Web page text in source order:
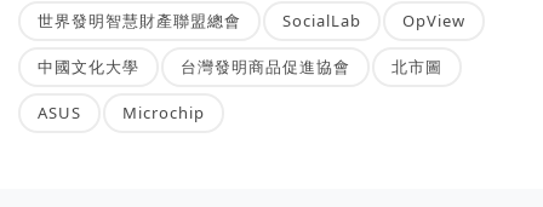
世界發明智慧財產聯盟總會 SocialLab OpView
中國文化大學 台灣發明商品促進協會 北市圖
ASUS Microchip